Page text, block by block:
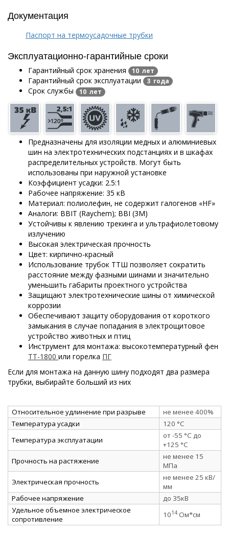
Документация
Паспорт на термоусадочные трубки
Эксплуатационно-гарантийные сроки
Гарантийный срок хранения 10 лет
Гарантийный срок эксплуатации 3 года
Срок службы 10 лет
Предназначены для изоляции медных и алюминиевых
шин на электротехнических подстанциях и в шкафах
распределительных устройств. Могут быть
использованы при наружной установке
Коэффициент усадки: 2.5:1
Рабочее напряжение: 35 кВ
Материал: полиолефин, не содержит галогенов «HF»
Аналоги: BBIT (Raychem); BBI (3M)
Устойчивы к явлению трекинга и ультрафиолетовому
излучению
Высокая электрическая прочность
Цвет: кирпично-красный
Использование трубок ТТШ позволяет сократить
расстояние между фазными шинами и значительно
уменьшить габариты проектного устройства
Защищают электротехнические шины от химической
коррозии
Обеспечивают защиту оборудования от короткого
замыкания в случае попадания в электрощитовое
устройство животных и птиц
Инструмент для монтажа: высокотемпературный фен
ТТ-1800 или горелка ПГ
Если для монтажа на данную шину подходят два размера
трубки, выбирайте больший из них
Относительное удлинение при разрыве
не менее 400%
Температура усадки
120 °C
Температура эксплуатации
от -55 °C до
+125 °C
Прочность на растяжение
не менее 15
МПа
Электрическая прочность
не менее 25 кВ/
мм
Рабочее напряжение
до 35кВ
Удельное объемное электрическое
сопротивление
1014 Ом*см